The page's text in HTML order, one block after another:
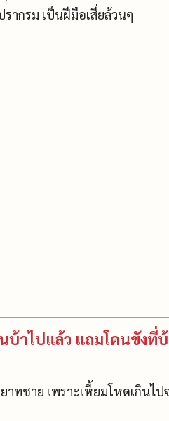
ากรม เป็นฝีมือเสี่ยล้วนๆ
บ้าไปแล้ว แถมโดนขังที่
าทชาย เพราะเหี้ยมโหดเกิน